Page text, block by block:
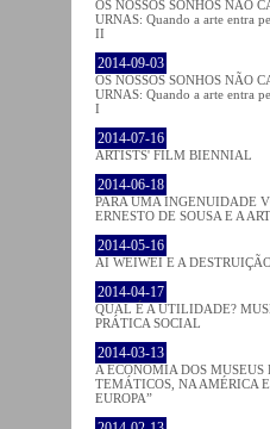
OS NOSSOS SONHOS NÃO
URNAS: Quando a arte entra
II
2014-09-03
OS NOSSOS SONHOS NÃO
URNAS: Quando a arte entra
I
2014-07-16
ARTISTS' FILM BIENNIAL
2014-06-18
PARA UMA INGENUIDADE
ERNESTO DE SOUSA E A
2014-05-16
AI WEIWEI E A
2014-04-17
QUAL É A UTILIDADE?
PRÁTICA SOCIAL
2014-03-13
A ECONOMIA DOS MUSEUS
TEMÁTICOS, NA AMÉRICA
EUROPA”